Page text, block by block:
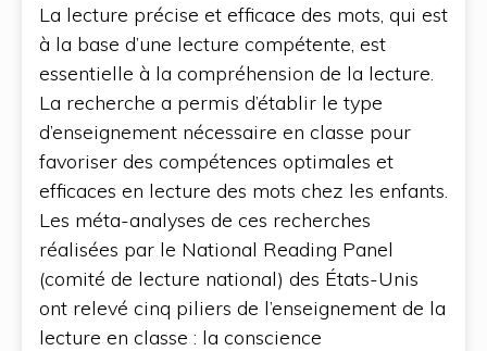
La lecture précise et efficace des mots, qui est
à la base d’une lecture compétente, est
essentielle à la compréhension de la lecture.
La recherche a permis d’établir le type
d’enseignement nécessaire en classe pour
favoriser des compétences optimales et
efficaces en lecture des mots chez les enfants.
Les méta-analyses de ces recherches
réalisées par le National Reading Panel
(comité de lecture national) des États-Unis
ont relevé cinq piliers de l’enseignement de la
lecture en classe : la conscience